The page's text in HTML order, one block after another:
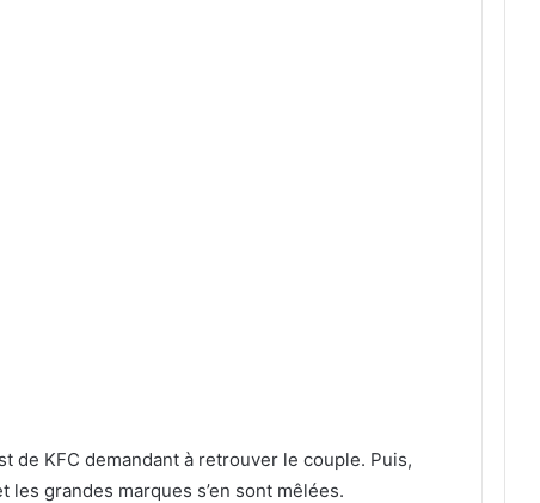
de KFC demandant à retrouver le couple. Puis,
grandes marques s’en sont mêlées.